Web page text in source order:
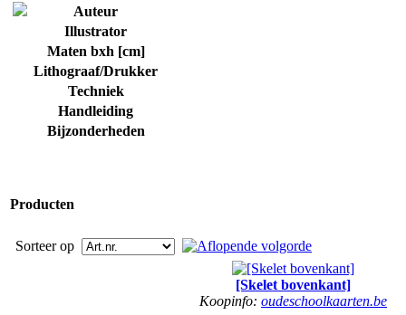
Auteur
Illustrator
Maten bxh [cm]
Lithograaf/Drukker
Techniek
Handleiding
Bijzonderheden
Producten
Sorteer op
[Skelet bovenkant]
Koopinfo: oudeschoolkaarten.be